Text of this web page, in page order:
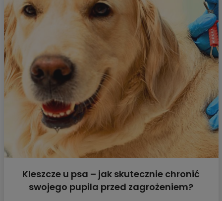
Kleszcze u psa – jak skutecznie chronić
swojego pupila przed zagrożeniem?